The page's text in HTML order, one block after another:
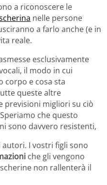
a riconoscere le
nelle persone
a farlo anche (e in
reale.
esclusivamente
il modo in cui
corpo e cosa sta
queste altre
previsioni migliori su ciò
che questo
sono davvero resistenti,
I vostri figli sono
che gli vengono
non rallenterà il